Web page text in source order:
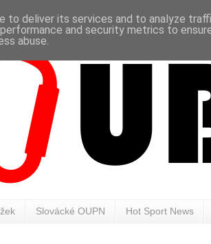
Slovácké OUPN Hot Sport News
to deliver its services and to analyze
and security metrics to
abuse.